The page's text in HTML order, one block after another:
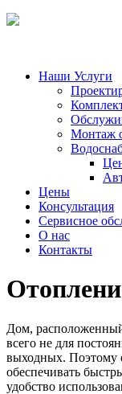
Наши Услуги
Монтаж
Цены
Консультация
Сервисное
О нас
Контакты
Дом,
всего не для
выходных. Поэтому
обеспечивать
удобство